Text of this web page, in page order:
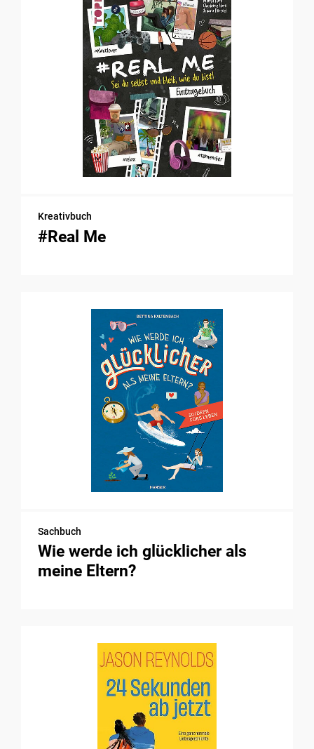
Kreativbuch
#Real Me
Sachbuch
Wie werde ich glücklicher als
meine Eltern?